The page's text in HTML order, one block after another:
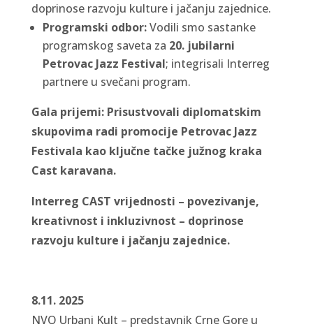
doprinose razvoju kulture i jačanju zajednice.
Programski odbor:Vodili smo sastanke
programskog saveta za 20. jubilarni
Petrovac Jazz Festival; integrisali Interreg
partnere u svečani program.
Gala prijemi: Prisustvovali diplomatskim
skupovima radi promocije Petrovac Jazz
Festivala kao ključne tačke južnog kraka
Cast karavana.
Interreg CAST vrijednosti – povezivanje,
kreativnost i inkluzivnost – doprinose
razvoju kulture i jačanju zajednice.
8.11. 2025
NVO Urbani Kult – predstavnik Crne Gore u